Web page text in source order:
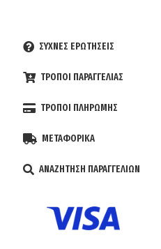
ΣΥΧΝΕΣ ΕΡΩΤΗΣΕΙΣ
ΤΡΟΠΟΙ ΠΑΡΑΓΓΕΛΙΑΣ
ΤΡΟΠΟΙ ΠΛΗΡΩΜΗΣ
ΜΕΤΑΦΟΡΙΚΑ
ΑΝΑΖΗΤΗΣΗ ΠΑΡΑΓΓΕΛΙΩΝ